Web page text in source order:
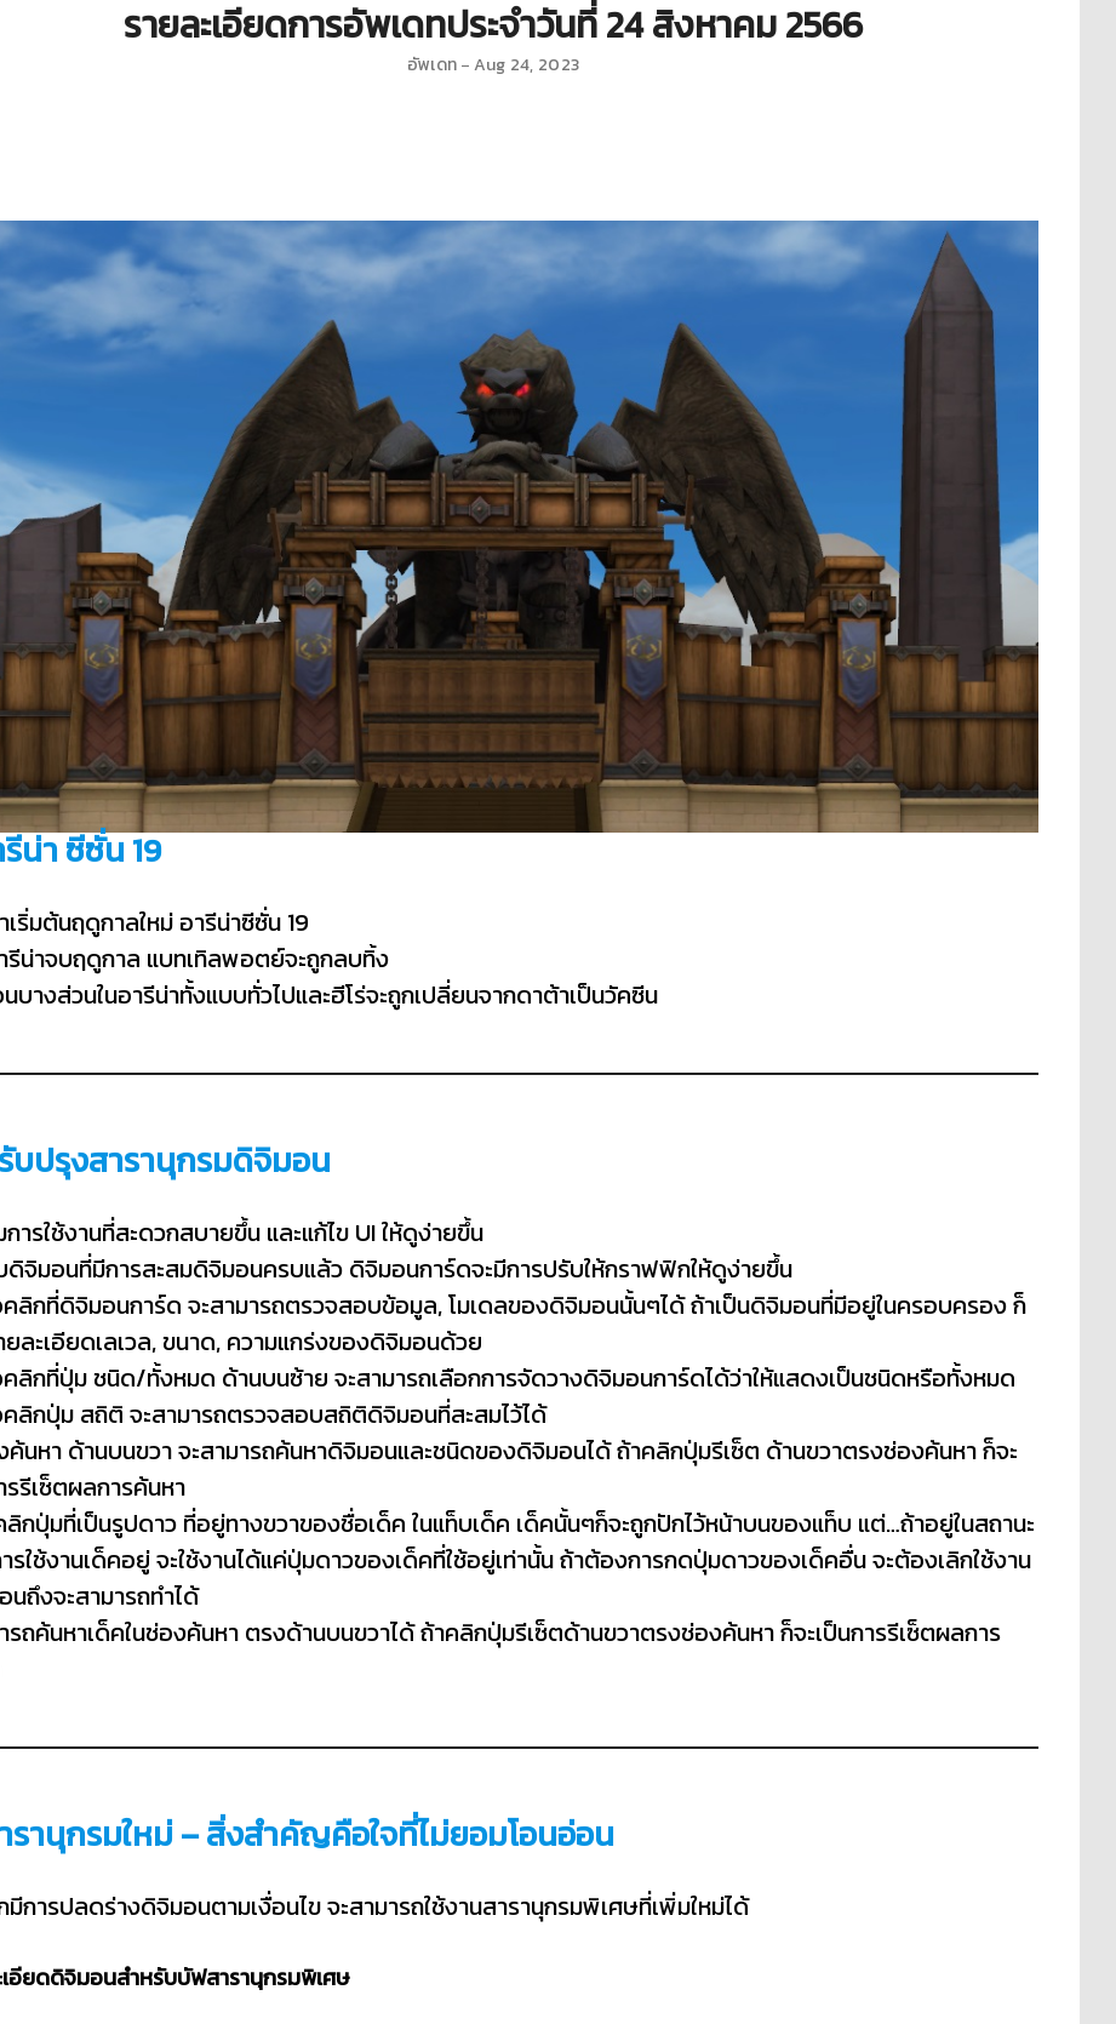
รายละเอียดการอัพเดทประจำวันที่ 24 สิงหาคม 2566
อัพเดท Aug 24, 2023
รีน่า ซีซั่น 19
เริ่มต้นฤดูกาลใหม่ อารีน่าซีซั่น 19
รีน่าจบฤดูกาล แบทเทิลพอตย์จะถูกลบทิ้ง
บางส่วนในอารีน่าทั้งแบบทั่วไปและฮีโร่จะถูกเปลี่ยนจากดาต้าเป็นวัคซีน
บปรุงสารานุกรมดิจิมอน
ารใช้งานที่สะดวกสบายขึ้น และแก้ไข UI ให้ดูง่ายขึ้น
ดิจิมอนที่มีการสะสมดิจิมอนครบแล้ว ดิจิมอนการ์ดจะมีการปรับให้กราฟฟิกให้ดูง่ายขึ้น
คลิกที่ดิจิมอนการ์ด จะสามารถตรวจสอบข้อมูล, โมเดลของดิจิมอนนั้นๆได้ ถ้าเป็นดิจิมอนที่มีอยู่ในครอบครอง ก็
ยละเอียดเลเวล, ขนาด, ความแกร่งของดิจิมอนด้วย
คลิกที่ปุ่ม ชนิด/ทั้งหมด ด้านบนซ้าย จะสามารถเลือกการจัดวางดิจิมอนการ์ดได้ว่าให้แสดงเป็นชนิดหรือทั้งหมด
คลิกปุ่ม สถิติ จะสามารถตรวจสอบสถิติดิจิมอนที่สะสมไว้ได้
ค้นหา ด้านบนขวา จะสามารถค้นหาดิจิมอนและชนิดของดิจิมอนได้ ถ้าคลิกปุ่มรีเซ็ต ด้านขวาตรงช่องค้นหา ก็จะ
รรีเซ็ตผลการค้นหา
กปุ่มที่เป็นรูปดาว ที่อยู่ทางขวาของชื่อเด็ค ในแท็บเด็ค เด็คนั้นๆก็จะถูกปักไว้หน้าบนของแท็บ แต่…ถ้าอยู่ในสถานะ
รใช้งานเด็คอยู่ จะใช้งานได้แค่ปุ่มดาวของเด็คที่ใช้อยู่เท่านั้น ถ้าต้องการกดปุ่มดาวของเด็คอื่น จะต้องเลิกใช้งาน
นถึงจะสามารถทำได้
รถค้นหาเด็คในช่องค้นหา ตรงด้านบนขวาได้ ถ้าคลิกปุ่มรีเซ็ตด้านขวาตรงช่องค้นหา ก็จะเป็นการรีเซ็ตผลการ
รานุกรมใหม่ – สิ่งสำคัญคือใจที่ไม่ยอมโอนอ่อน
มีการปลดร่างดิจิมอนตามเงื่อนไข จะสามารถใช้งานสารานุกรมพิเศษที่เพิ่มใหม่ได้
เอียดดิจิมอนสำหรับบัฟสารานุกรมพิเศษ